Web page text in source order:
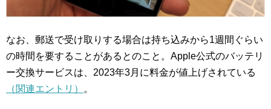
なお、郵送で受け取りする場合は持ち込みから1週間ぐらい
の時間を要することがあるとのこと。Apple公式のバッテリ
ー交換サービスは、2023年3月に料金が値上げされている
（関連エントリ）
。